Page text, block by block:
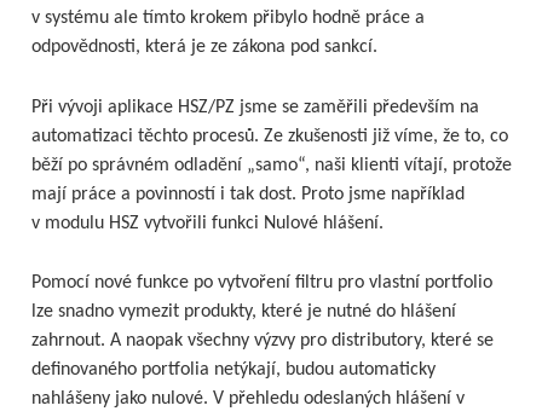
v systému ale tímto krokem přibylo hodně práce a
odpovědnosti, která je ze zákona pod sankcí.
Při vývoji aplikace HSZ/PZ jsme se zaměřili především na
automatizaci těchto procesů. Ze zkušenosti již víme, že to, co
běží po správném odladění „samo“, naši klienti vítají, protože
mají práce a povinností i tak dost. Proto jsme například
v modulu HSZ vytvořili funkci Nulové hlášení.
Pomocí nové funkce po vytvoření filtru pro vlastní portfolio
lze snadno vymezit produkty, které je nutné do hlášení
zahrnout. A naopak všechny výzvy pro distributory, které se
definovaného portfolia netýkají, budou automaticky
nahlášeny jako nulové. V přehledu odeslaných hlášení v